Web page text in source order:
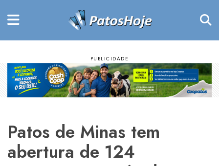
Patos de Minas tem
abertura de 124